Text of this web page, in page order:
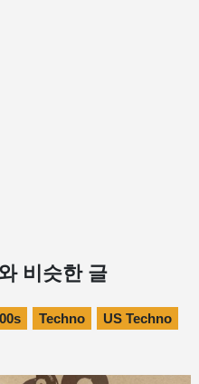
비슷한 글
00s Techno US Techno